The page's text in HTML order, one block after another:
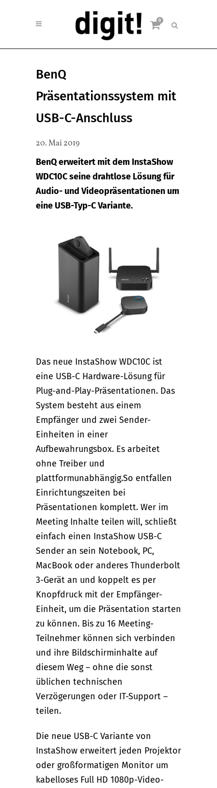
0
BenQ
Präsentationssystem mit
USB-C-Anschluss
20. Mai 2019
BenQ erweitert mit dem InstaShow
WDC10C seine drahtlose Lösung für
Audio- und Videopräsentationen um
eine USB-Typ-C Variante.
Das neue InstaShow WDC10C ist
eine USB-C Hardware-Lösung für
Plug-and-Play-Präsentationen. Das
System besteht aus einem
Empfänger und zwei Sender-
Einheiten in einer
Aufbewahrungsbox. Es arbeitet
ohne Treiber und
plattformunabhängig.So entfallen
Einrichtungszeiten bei
Präsentationen komplett. Wer im
Meeting Inhalte teilen will, schließt
einfach einen InstaShow USB-C
Sender an sein Notebook, PC,
MacBook oder anderes Thunderbolt
3-Gerät an und koppelt es per
Knopfdruck mit der Empfänger-
Einheit, um die Präsentation starten
zu können. Bis zu 16 Meeting-
Teilnehmer können sich verbinden
und ihre Bildschirminhalte auf
diesem Weg – ohne die sonst
üblichen technischen
Verzögerungen oder IT-Support –
teilen.
Die neue USB-C Variante von
InstaShow erweitert jeden Projektor
oder großformatigen Monitor um
kabelloses Full HD 1080p-Video-